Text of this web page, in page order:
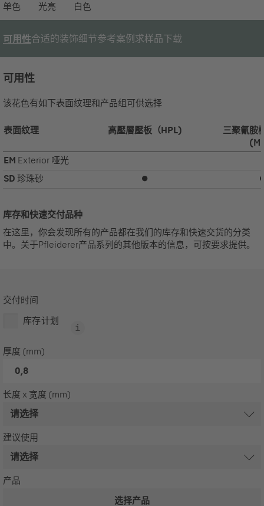
单色 光亮 白色
可用性合适的装饰细节参考案例 求样品下载
可用性
该花色有如下表面纹理和产品组可供选择
表面纹理 高壓層壓板（HPL)
三聚氰胺
EM Exterior 哑光
SD 珍珠砂 ⏺
库存和快速交付品种
在这里，你会发现所有的产品都在我们的库存和快速交货的分类
中。关于Pfleiderer产品系列的其他版本的信息，可按要求提供。
交付时间
库存计划
厚度 (mm)
0,8
长度 x 宽度 (mm)
建议使用
产品
选择产品